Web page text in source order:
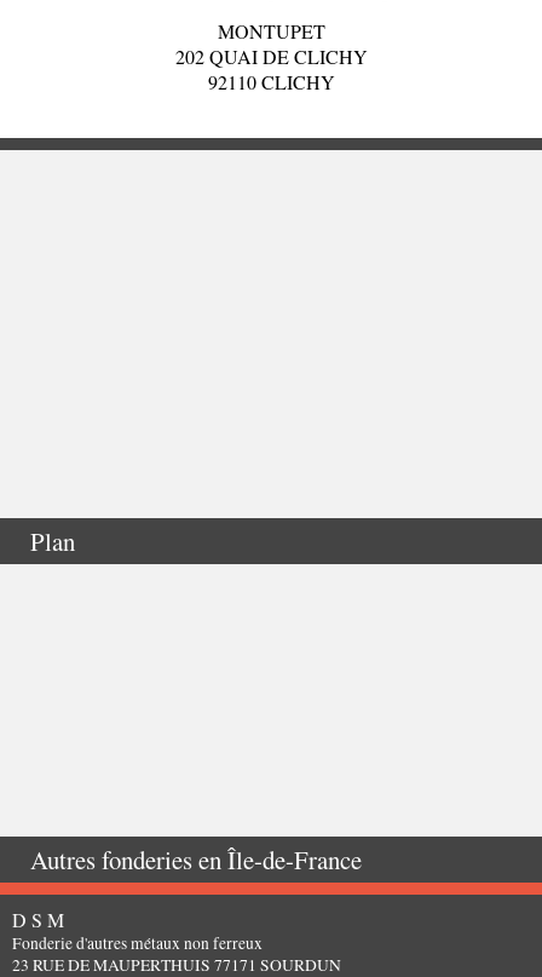
MONTUPET
202 QUAI DE CLICHY
92110 CLICHY
Plan
Autres fonderies enÎle-de-France
D S M
Fonderie d'autres métaux non ferreux
23 RUE DE MAUPERTHUIS 77171 SOURDUN